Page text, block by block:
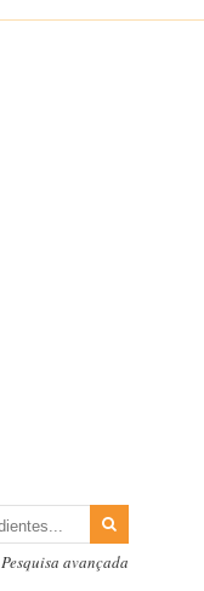
Pesquisa avançada